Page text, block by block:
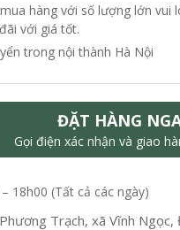
hàng với số lượng lớn vui
với giá tốt.
trong nội thành Hà Nội
ĐẶT HÀNG
Gọi điện xác nhận và giao
18h00 (Tất cả các ngày)
Trạch, xã Vĩnh Ngọc,